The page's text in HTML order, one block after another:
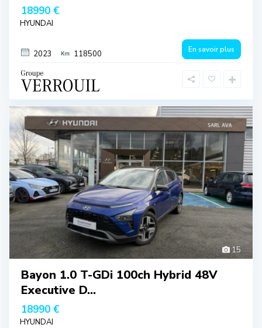
18990 €
HYUNDAI
2023 118500 En savoir plus
15
Bayon 1.0 T-GDi 100ch Hybrid 48V
Executive D...
18990 €
HYUNDAI